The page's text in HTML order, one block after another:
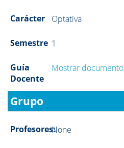
Carácter Optativa
Semestre 1
Guía
Docente
Mostrar documento
Grupo
Profesores:None